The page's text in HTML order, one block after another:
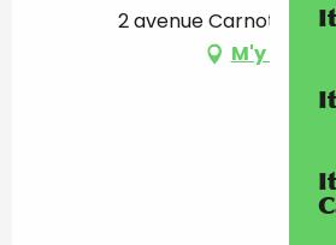
2 avenue Carnot,
M'y rendre